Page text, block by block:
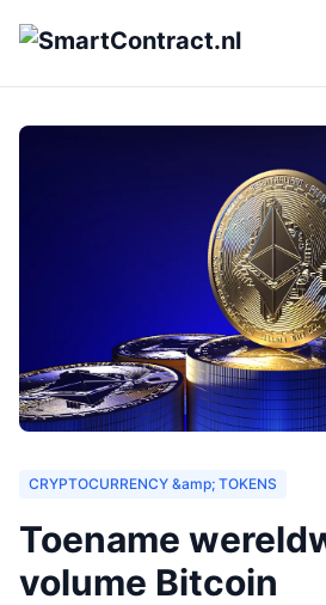
CRYPTOCURRENCY &amp; TOKENS
Toename
volume Bitcoin